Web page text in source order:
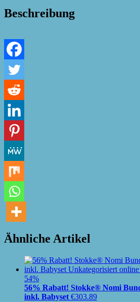
Beschreibung
Ähnliche Artikel
54%
56% Rabatt! Stokke® Nomi
inkl. Babyset €303.89